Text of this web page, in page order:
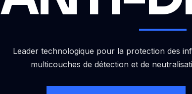
Leader technologique pour la protection des
multicouches de détection et de